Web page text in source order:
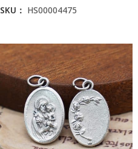
SKU： HS00004475